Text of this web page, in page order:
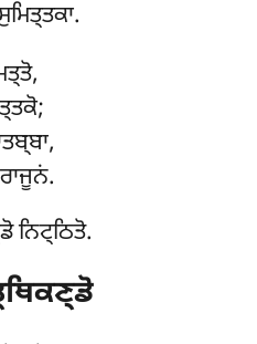
ਨਿਟ੍ਠਿਤੋ.